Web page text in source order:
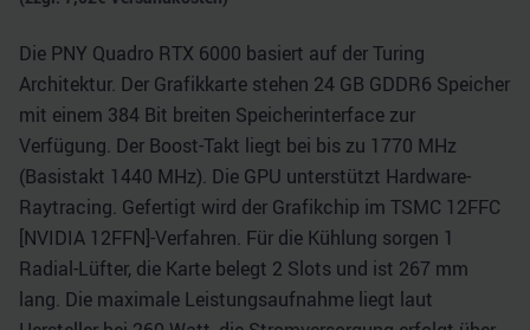
Die PNY Quadro RTX 6000 basiert auf der Turing
Architektur. Der Grafikkarte stehen 24 GB GDDR6 Speicher
mit einem 384 Bit breiten Speicherinterface zur
Verfügung. Der Boost-Takt liegt bei bis zu 1770 MHz
(Basistakt 1440 MHz). Die GPU unterstützt Hardware-
Raytracing. Gefertigt wird der Grafikchip im TSMC 12FFC
[NVIDIA 12FFN]-Verfahren. Für die Kühlung sorgen 1
Radial-Lüfter, die Karte belegt 2 Slots und ist 267 mm
lang. Die maximale Leistungsaufnahme liegt laut